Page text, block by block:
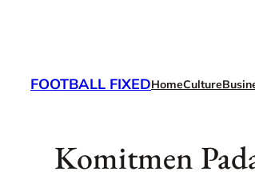
FOOTBALL FIXEDHomeCulture
Komitmen